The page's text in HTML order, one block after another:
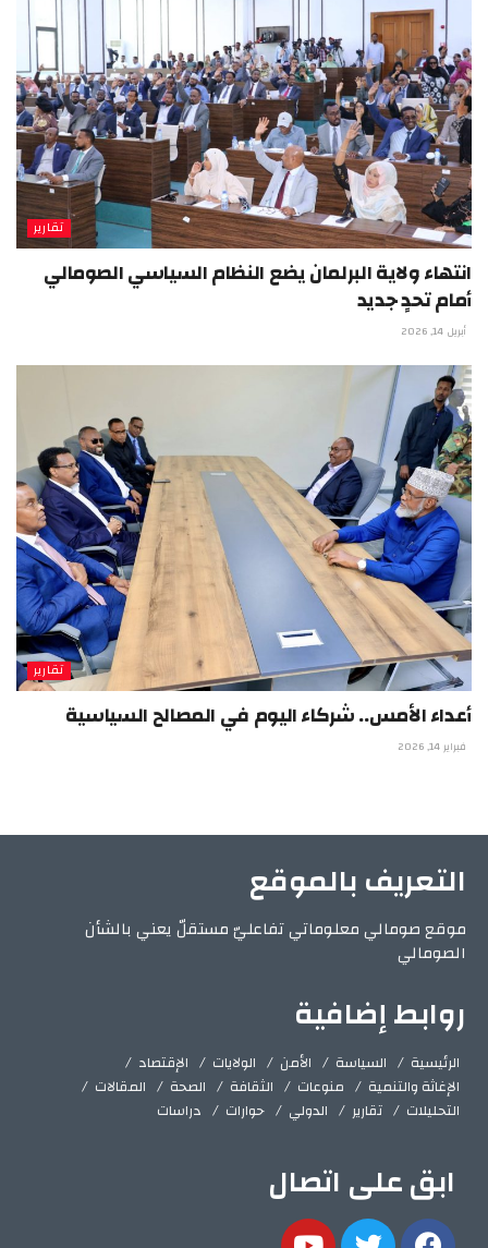
تقارير
انتهاء ولاية البرلمان يضع النظام السياسي الصومالي
أمام تحدٍ جديد
أبريل 14, 2026
تقارير
أعداء الأمس.. شركاء اليوم في المصالح السياسية
فبراير 14, 2026
التعريف بالموقع
موقع صومالي معلوماتي تفاعليّ مستقلّ يعني بالشأن
الصومالي
روابط إضافية
الرئيسية السياسة الأمن الولايات
الإقتصاد
الإغاثة والتنمية
منوعات الثقافة الصحة
المقالات
التحليلات
تقارير الدولي حوارات دراسات
ابق على اتصال